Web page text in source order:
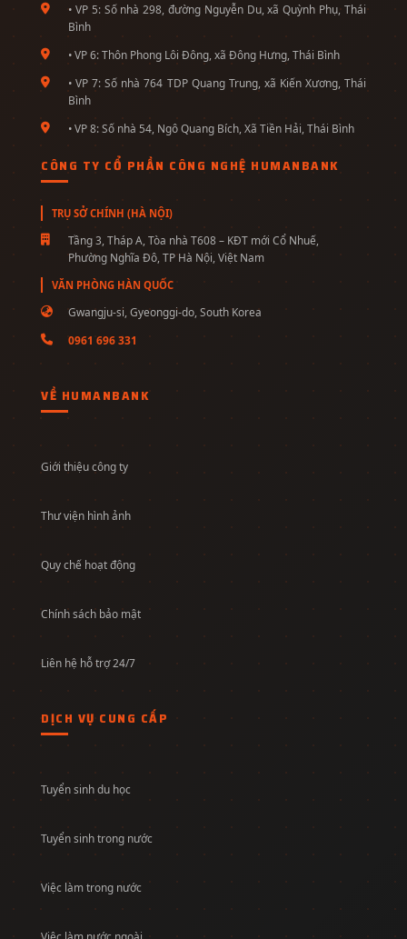
CÔNG TY CỔ PHẦN CÔNG NGHỆ HUMANBANK
TRỤ SỞ CHÍNH (HÀ NỘI)
Tầng 3, Tháp A, Tòa nhà T608 – KĐT mới Cổ Nhuế,
Phường Nghĩa Đô, TP Hà Nội, Việt Nam
VĂN PHÒNG HÀN QUỐC
Gwangju-si, Gyeonggi-do, South Korea
0961 696 331
• VP 5: Số nhà 298, đường Nguyễn Du, xã Quỳnh Phụ, Thái
Bình
• VP 6: Thôn Phong Lôi Đông, xã Đông Hưng, Thái Bình
• VP 7: Số nhà 764 TDP Quang Trung, xã Kiến Xương, Thái
Bình
• VP 8: Số nhà 54, Ngô Quang Bích, Xã Tiền Hải, Thái Bình
VỀ HUMANBANK
Giới thiệu công ty
Thư viện hình ảnh
Quy chế hoạt động
Chính sách bảo mật
Liên hệ hỗ trợ 24/7
DỊCH VỤ CUNG CẤP
Tuyển sinh du học
Tuyển sinh trong nước
Việc làm trong nước